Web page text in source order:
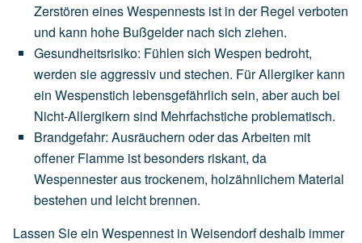
Zerstören einesWespennests ist in der Regel verboten
und kann hohe Bußgelder nach sich ziehen.
Gesundheitsrisiko: Fühlen sich Wespen bedroht,
werden sieaggressiv und stechen. FürAllergiker kann
ein Wespenstich lebensgefährlich sein, aberauch bei
Nicht-Allergikern sind Mehrfachsticheproblematisch.
Brandgefahr: Ausräuchern oderdasArbeiten mit
offener Flamme istbesonders riskant, da
Wespennesteraustrockenem, holzähnlichem Material
bestehen und leichtbrennen.
Lassen Sie ein Wespennest in Weisendorf deshalb immer